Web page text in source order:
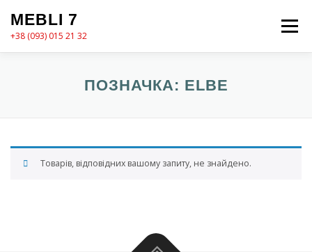
вмісту
MEBLI 7
+38 (093) 015 21 32
Меню
КАТАЛОГ ПРО НАС КОШИК
ПОЗНАЧКА: ELBE
Товарів, відповідних вашому запиту, не знайдено.